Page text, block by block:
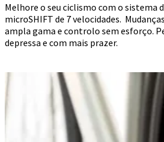
Melhore o seu ciclismo com o sistema
microSHIFT de 7 velocidades.
ampla gama e controlo sem esforço.
depressa e com mais prazer.